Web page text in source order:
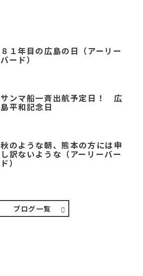
８１年目の広島の日（アーリー
バード）
サンマ船一斉出航予定日！ 広
島平和記念日
秋のような朝、熊本の方には申
し訳ないような（アーリーバー
ド）
ブログ一覧